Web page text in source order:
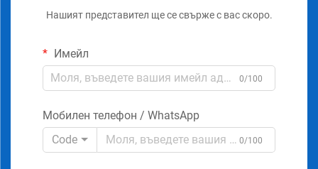
Нашият представител ще се свърже с вас скоро.
Имейл
0/100
Мобилен телефон / WhatsApp
Code
0/100